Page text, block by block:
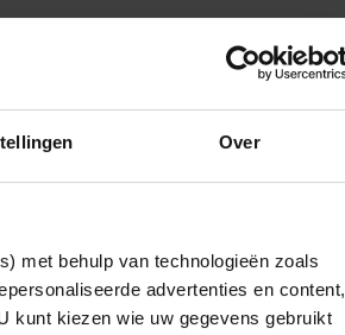
Over
met behulp van technologieën zoals
advertenties en content,
kunt kiezen wie uw gegevens gebruikt